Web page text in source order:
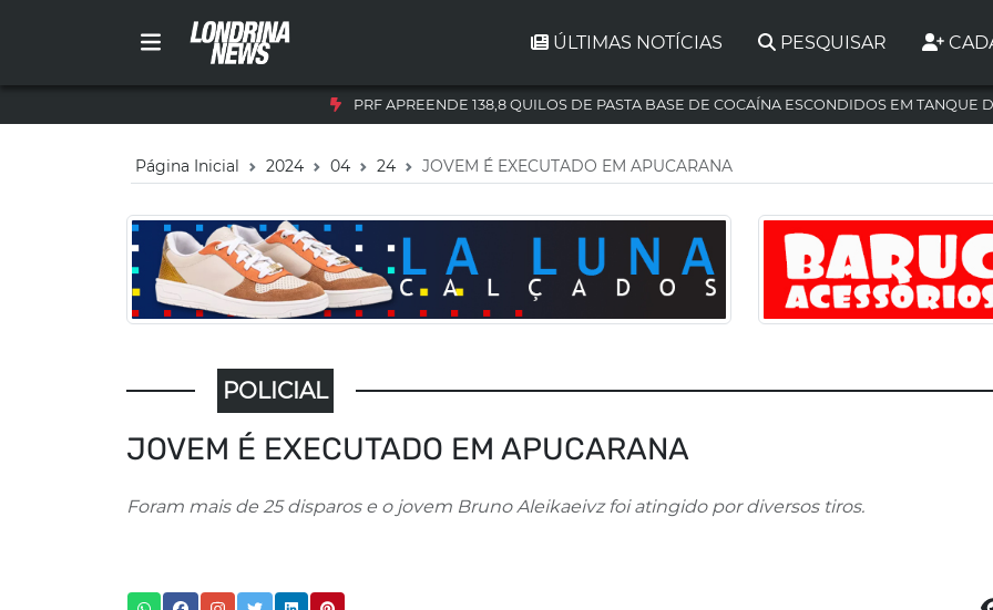
ÚLTIMAS NOTÍCIAS PESQUISAR
PRF APREENDE 138,8 QUILOS DE PASTA BASE DE COCAÍNA ESCONDIDOS EM TANQUE
Página Inicial 2024 04 24 JOVEM É EXECUTADO EM APUCARANA
POLICIAL
JOVEM É EXECUTADO EM APUCARANA
Foram mais de 25 disparos e o jovem Bruno Aleikaeivz foi atingido por diversos tiros.